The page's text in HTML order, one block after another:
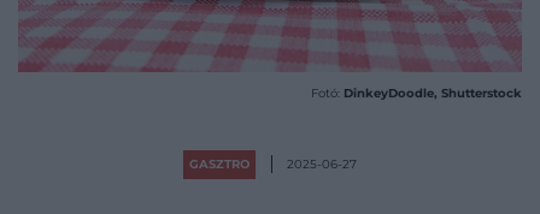
Fotó: DinkeyDoodle, Shutterstock
GASZTRO 2025-06-27